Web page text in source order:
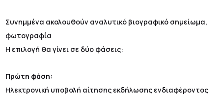
Συνημμένα ακολουθούν αναλυτικό βιογραφικό σημείωμα,
φωτογραφία
Η επιλογή θα γίνει σε δύο φάσεις:
Πρώτη φάση:
Ηλεκτρονική υποβολή αίτησης εκδήλωσης ενδιαφέροντος